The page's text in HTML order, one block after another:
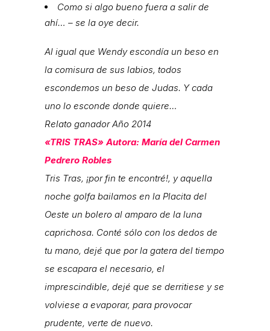
Como si algo bueno fuera a salir de
ahí… – se la oye decir.
Al igual que Wendy escondía un beso en
la comisura de sus labios, todos
escondemos un beso de Judas. Y cada
uno lo esconde donde quiere…
Relato ganador Año 2014
«TRIS TRAS»Autora: María del Carmen
Pedrero Robles
Tris Tras, ¡por fin te encontré!, y aquella
noche golfa bailamos en la Placita del
Oeste un bolero al amparo de la luna
caprichosa. Conté sólo con los dedos de
tu mano, dejé que por la gatera del tiempo
se escapara el necesario, el
imprescindible, dejé que se derritiese y se
volviese a evaporar, para provocar
prudente, verte de nuevo.